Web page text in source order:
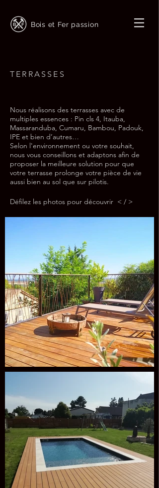
Bois et Fer passion
TERRASSES
Nous réalisons des terrasses avec de
multiples essences : Pin cls 4, Itauba,
Massaranduba, Cumaru, Bambou, Padouk,
IPE et bien d’autres…
Selon l'environnement ou votre souhait,
nous vous conseillons et adaptons afin de
proposer la meilleure solution pour que
votre terrasse prolonge votre pièce de vie
aussi bien au sol que sur pilotis.
Défilez les photos pour découvrir < / >